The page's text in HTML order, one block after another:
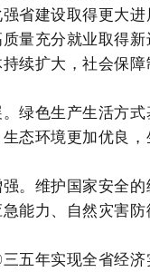
省建设取得更大进
量充分就业取得
续扩大，社会保
绿色生产生活方
态环境更加优良
。维护国家安全
能力、自然灾害
五年实现全省经